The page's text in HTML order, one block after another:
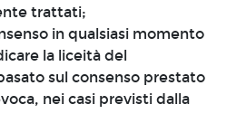
trattati;
in qualsiasi momento
la liceità del
sul consenso prestato
nei casi previsti dalla